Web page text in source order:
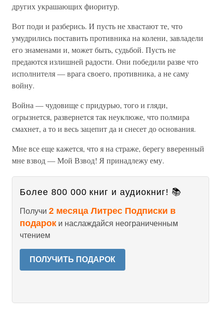
других украшающих фиоритур.
Вот поди и разберись. И пусть не хвастают те, что
умудрились поставить противника на колени, завладели
его знаменами и, может быть, судьбой. Пусть не
предаются излишней радости. Они победили разве что
исполнителя — врага своего, противника, а не саму
войну.
Война — чудовище с придурью, того и гляди,
огрызнется, развернется так неуклюже, что полмира
смахнет, а то и весь зацепит да и снесет до основания.
Мне все еще кажется, что я на страже, берегу вверенный
мне взвод — Мой Взвод! Я принадлежу ему.
Более 800 000 книг и аудиокниг! 📚
Получи 2 месяца Литрес Подписки в
подарок и наслаждайся неограниченным
чтением
ПОЛУЧИТЬ ПОДАРОК